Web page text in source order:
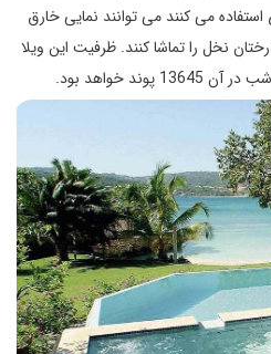
استفاده می کنند می توانند نمایی خارق
نخل را تماشا کنند. ظرفیت این ویلا